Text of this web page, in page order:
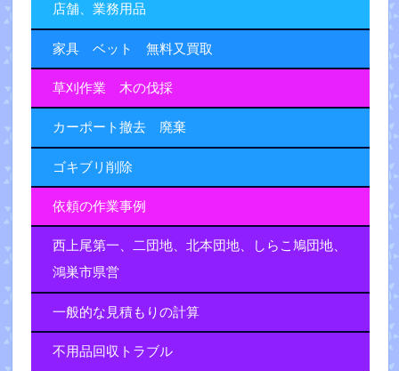
店舗、業務用品
家具 ベット 無料又買取
草刈作業 木の伐採
カーポート撤去 廃棄
ゴキブリ削除
依頼の作業事例
西上尾第一、二団地、北本団地、しらこ鳩団地、
鴻巣市県営
一般的な見積もりの計算
不用品回収トラブル